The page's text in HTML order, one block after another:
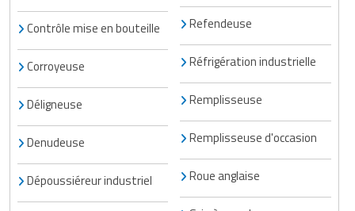
Contrôle mise en bouteille
Corroyeuse
Déligneuse
Denudeuse
Dépoussiéreur industriel
Refendeuse
Réfrigération industrielle
Remplisseuse
Remplisseuse d'occasion
Roue anglaise